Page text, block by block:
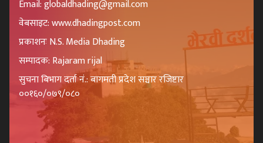
Email: globaldhading@gmail.com
वेबसाइट: www.dhadingpost.com
प्रकाशनः N.S. Media Dhading
सम्पादक: Rajaram rijal
सुचना बिभाग दर्ता नं.: बागमती प्रदेश सञ्चार रजिष्टार
००१६०/०७९/०८०